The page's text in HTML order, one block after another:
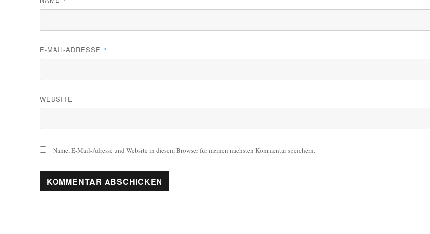
E-MAIL-ADRESSE *
WEBSITE
Name, E-Mail-Adresse und Website in diesem Browser für meinen nächsten Kommentar speichern.